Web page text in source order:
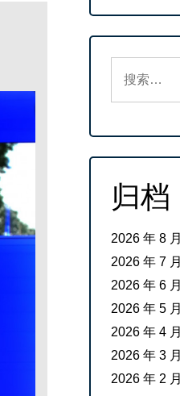
索：
归档
2026 年 8 月
2026 年 7 月
2026 年 6 月
2026 年 5 月
2026 年 4 月
2026 年 3 月
2026 年 2 月